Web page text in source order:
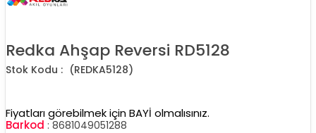
Redka Ahşap Reversi RD5128
(REDKA5128)
Fiyatları görebilmek için BAYİ olmalısınız.
Barkod : 8681049051288